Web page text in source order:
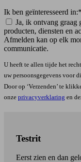
Ik ben geïnteresseerd in:*
Ja, ik ontvang graag
producten, diensten en
Afmelden kan op elk
communicatie.
U heeft te allen tijde het
uw persoonsgegevens voor
Door op ‘Verzenden’ te
onze privacyverklaring en
Testrit
Eerst zien en dan